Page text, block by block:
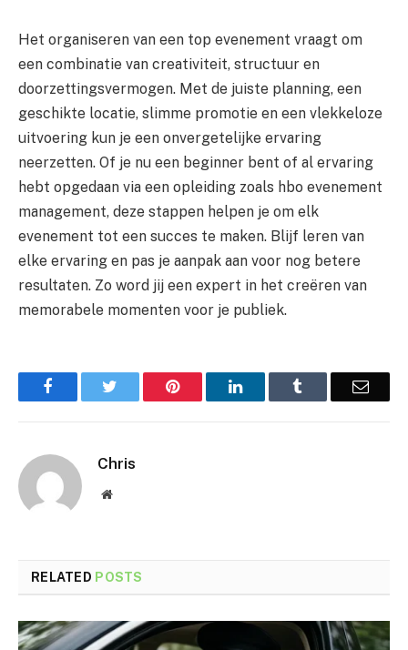
Het organiseren van een top evenement vraagt om
een combinatie van creativiteit, structuur en
doorzettingsvermogen. Met de juiste planning, een
geschikte locatie, slimme promotie en een vlekkeloze
uitvoering kun je een onvergetelijke ervaring
neerzetten. Of je nu een beginner bent of al ervaring
hebt opgedaan via een opleiding zoals hbo evenement
management, deze stappen helpen je om elk
evenement tot een succes te maken. Blijf leren van
elke ervaring en pas je aanpak aan voor nog betere
resultaten. Zo word jij een expert in het creëren van
memorabele momenten voor je publiek.
Facebook Pinterest LinkedIn Email
Chris
Website
RELATED POSTS